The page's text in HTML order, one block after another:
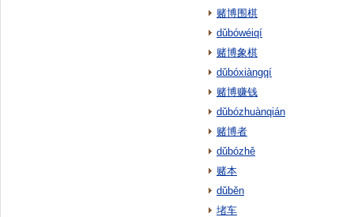
赌博围棋
dǔbówéiqí
赌博象棋
dǔbóxiàngqí
赌博赚钱
dǔbózhuànqián
赌博者
dǔbózhě
赌本
dǔběn
堵车